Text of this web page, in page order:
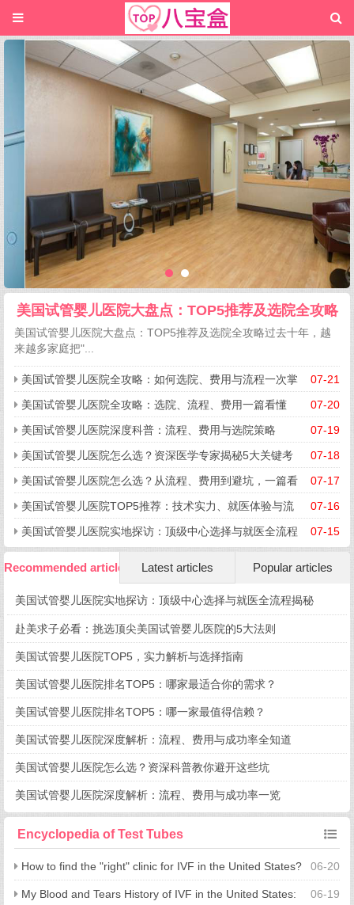
美国试管婴儿医院大盘点：TOP5推荐及选院全攻略
美国试管婴儿医院大盘点：TOP5推荐及选院全攻略过去十年，越
来越多家庭把"...
07-21
美国试管婴儿医院全攻略：如何选院、费用与流程一次掌
握
07-20
美国试管婴儿医院全攻略：选院、流程、费用一篇看懂
07-19
美国试管婴儿医院深度科普：流程、费用与选院策略
07-18
美国试管婴儿医院怎么选？资深医学专家揭秘5大关键考
量
07-17
美国试管婴儿医院怎么选？从流程、费用到避坑，一篇看
懂所有关键点
07-16
美国试管婴儿医院TOP5推荐：技术实力、就医体验与流
程细节全揭秘
07-15
美国试管婴儿医院实地探访：顶级中心选择与就医全流程
Recommended articles Latest articles Popular articles
美国试管婴儿医院实地探访：顶级中心选择与就医全流程揭秘
赴美求子必看：挑选顶尖美国试管婴儿医院的5大法则
美国试管婴儿医院TOP5，实力解析与选择指南
美国试管婴儿医院排名TOP5：哪家最适合你的需求？
美国试管婴儿医院排名TOP5：哪一家最值得信赖？
美国试管婴儿医院深度解析：流程、费用与成功率全知道
美国试管婴儿医院怎么选？资深科普教你避开这些坑
美国试管婴儿医院深度解析：流程、费用与成功率一览
Encyclopedia of Test Tubes
06-20
How to find the "right" clinic for IVF in the United States?
The sincere words of a reproductive consultant 06-19
My Blood and Tears History of IVF in the United States: